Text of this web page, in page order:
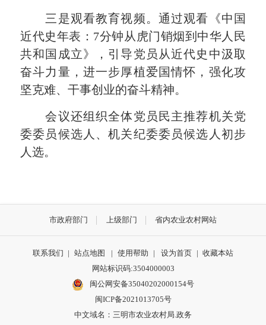
三是观看教育视频。通过观看《中国
近代史年表：7分钟从虎门销烟到中华人民
共和国成立》，引导党员从近代史中汲取
奋斗力量，进一步厚植爱国情怀，强化攻
坚克难、干事创业的奋斗精神。
会议还组织全体党员民主推荐机关党
委委员候选人、机关纪委委员候选人初步
人选。
市政府部门 上级部门 省内农业农村网站
联系我们 | 站点地图 | 使用帮助 | 设为首页 | 收藏本站
网站标识码:3504000003
闽公网安备35040202000154号
闽ICP备2021013705号
中文域名：三明市农业农村局.政务